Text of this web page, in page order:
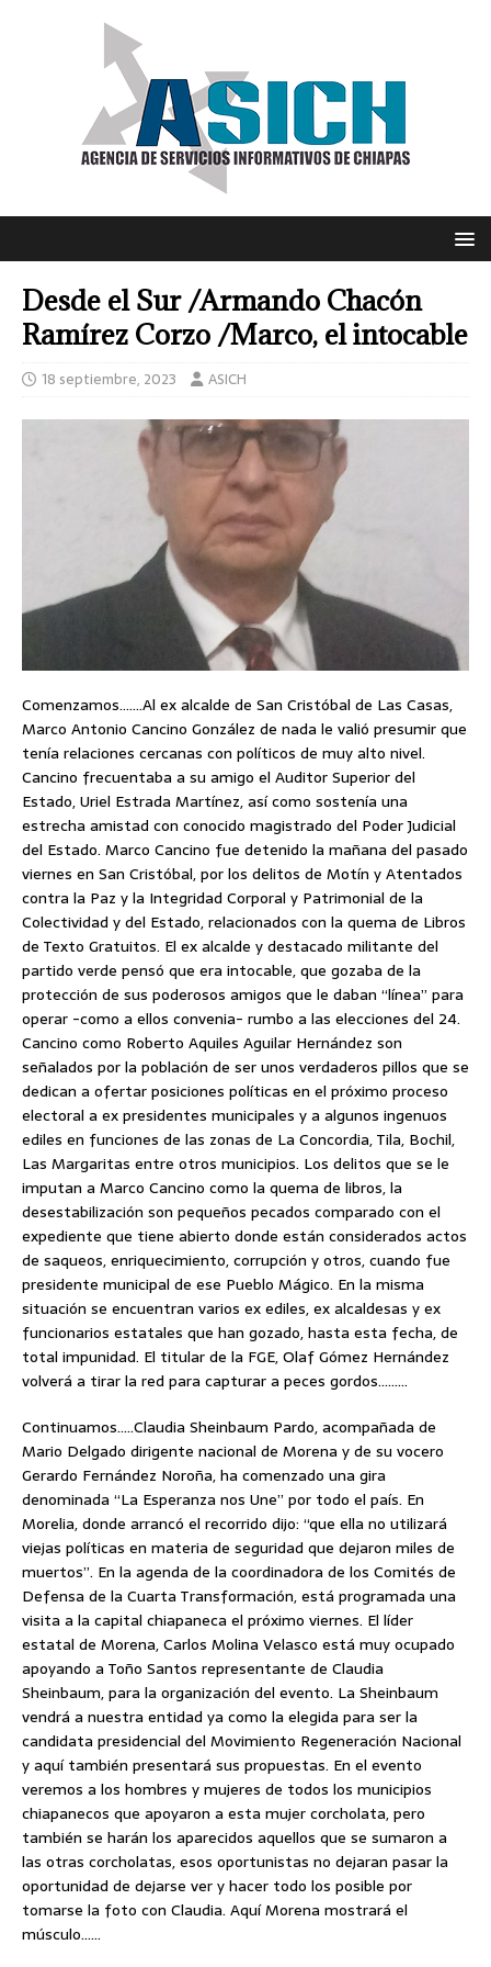
Desde el Sur /Armando Chacón
Ramírez Corzo /Marco, el intocable
18 septiembre, 2023 ASICH
Comenzamos…….Al ex alcalde de San Cristóbal de Las Casas,
Marco Antonio Cancino González de nada le valió presumir que
tenía relaciones cercanas con políticos de muy alto nivel.
Cancino frecuentaba a su amigo el Auditor Superior del
Estado, Uriel Estrada Martínez, así como sostenía una
estrecha amistad con conocido magistrado del Poder Judicial
del Estado. Marco Cancino fue detenido la mañana del pasado
viernes en San Cristóbal, por los delitos de Motín y Atentados
contra la Paz y la Integridad Corporal y Patrimonial de la
Colectividad y del Estado, relacionados con la quema de Libros
de Texto Gratuitos. El ex alcalde y destacado militante del
partido verde pensó que era intocable, que gozaba de la
protección de sus poderosos amigos que le daban “línea” para
operar -como a ellos convenia- rumbo a las elecciones del 24.
Cancino como Roberto Aquiles Aguilar Hernández son
señalados por la población de ser unos verdaderos pillos que se
dedican a ofertar posiciones políticas en el próximo proceso
electoral a ex presidentes municipales y a algunos ingenuos
ediles en funciones de las zonas de La Concordia, Tila, Bochil,
Las Margaritas entre otros municipios. Los delitos que se le
imputan a Marco Cancino como la quema de libros, la
desestabilización son pequeños pecados comparado con el
expediente que tiene abierto donde están considerados actos
de saqueos, enriquecimiento, corrupción y otros, cuando fue
presidente municipal de ese Pueblo Mágico. En la misma
situación se encuentran varios ex ediles, ex alcaldesas y ex
funcionarios estatales que han gozado, hasta esta fecha, de
total impunidad. El titular de la FGE, Olaf Gómez Hernández
volverá a tirar la red para capturar a peces gordos………
Continuamos…..Claudia Sheinbaum Pardo, acompañada de
Mario Delgado dirigente nacional de Morena y de su vocero
Gerardo Fernández Noroña, ha comenzado una gira
denominada “La Esperanza nos Une” por todo el país. En
Morelia, donde arrancó el recorrido dijo: “que ella no utilizará
viejas políticas en materia de seguridad que dejaron miles de
muertos”. En la agenda de la coordinadora de los Comités de
Defensa de la Cuarta Transformación, está programada una
visita a la capital chiapaneca el próximo viernes. El líder
estatal de Morena, Carlos Molina Velasco está muy ocupado
apoyando a Toño Santos representante de Claudia
Sheinbaum, para la organización del evento. La Sheinbaum
vendrá a nuestra entidad ya como la elegida para ser la
candidata presidencial del Movimiento Regeneración Nacional
y aquí también presentará sus propuestas. En el evento
veremos a los hombres y mujeres de todos los municipios
chiapanecos que apoyaron a esta mujer corcholata, pero
también se harán los aparecidos aquellos que se sumaron a
las otras corcholatas, esos oportunistas no dejaran pasar la
oportunidad de dejarse ver y hacer todo los posible por
tomarse la foto con Claudia. Aquí Morena mostrará el
músculo……